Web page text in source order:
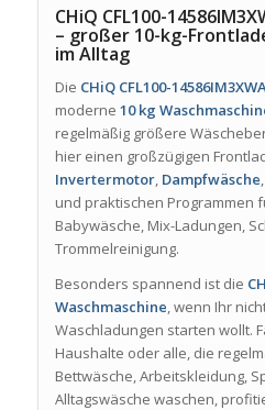
CHiQ CFL100-
– großer 10-kg-
im Alltag
Die CHiQ CFL100-
moderne 10 kg
regelmäßig größere
hier einen großzügigen
Invertermotor, Dampfwäsche,
und praktischen Programmen
Babywäsche, Mix-Ladungen,
Trommelreinigung.
Besonders spannend ist die
Waschmaschine, wenn Ihr
Waschladungen starten wollt.
Haushalte oder alle, die
Bettwäsche, Arbeitskleidung,
Alltagswäsche waschen,